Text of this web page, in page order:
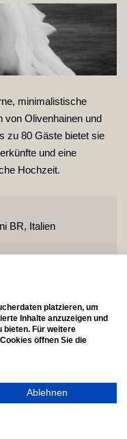
minimalistische
von Olivenhainen und
zu 80 Gäste bietet sie
und eine
Hochzeit.
BR, Italien
platzieren, um
Inhalte anzuzeigen und
bieten. Für weitere
öffnen Sie die
Ablehnen